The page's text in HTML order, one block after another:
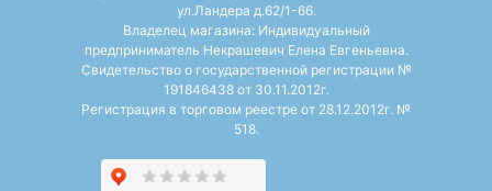
ул.Ландера д.62/1-66.
Владелец магазина: Индивидуальный
предприниматель Некрашевич Елена Евгеньевна.
Свидетельство о государственной регистрации №
191846438 от 30.11.2012г.
Регистрация в торговом реестре от 28.12.2012г. №
518.